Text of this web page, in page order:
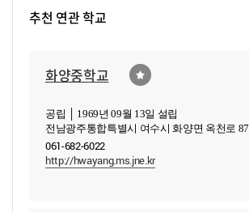
추천 연관 학교
화양중학교
공립 │ 1969년 09월 13일 설립
전남광주통합특별시 여수시 화양면 옥천로 87
061-682-6022
http://hwayang.ms.jne.kr